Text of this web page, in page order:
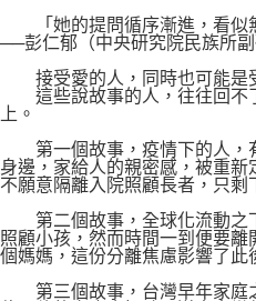
「她的提問循序漸進，看似
──彭仁郁（中央研究院民族所副
接受愛的人，同時也可能是
這些說故事的人，往往回不
上。
第一個故事，疫情下的人，
身邊，家給人的親密感，被重
不願意隔離入院照顧長者，只剩
第二個故事，全球化流動之
照顧小孩，然而時間一到便要
個媽媽，這份分離焦慮影響了此
第三個故事，台灣早年家庭